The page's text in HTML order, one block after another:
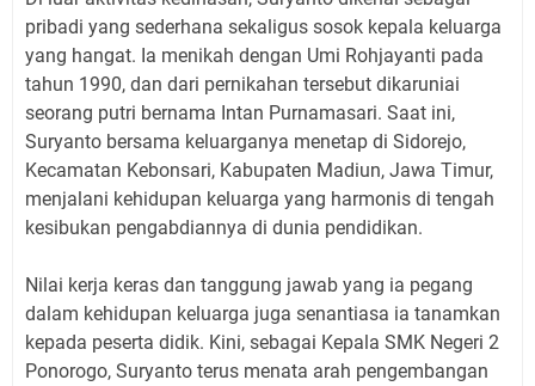
pribadi yang sederhana sekaligus sosok kepala keluarga
yang hangat. Ia menikah dengan Umi Rohjayanti pada
tahun 1990, dan dari pernikahan tersebut dikaruniai
seorang putri bernama Intan Purnamasari. Saat ini,
Suryanto bersama keluarganya menetap di Sidorejo,
Kecamatan Kebonsari, Kabupaten Madiun, Jawa Timur,
menjalani kehidupan keluarga yang harmonis di tengah
kesibukan pengabdiannya di dunia pendidikan.
Nilai kerja keras dan tanggung jawab yang ia pegang
dalam kehidupan keluarga juga senantiasa ia tanamkan
kepada peserta didik. Kini, sebagai Kepala SMK Negeri 2
Ponorogo, Suryanto terus menata arah pengembangan